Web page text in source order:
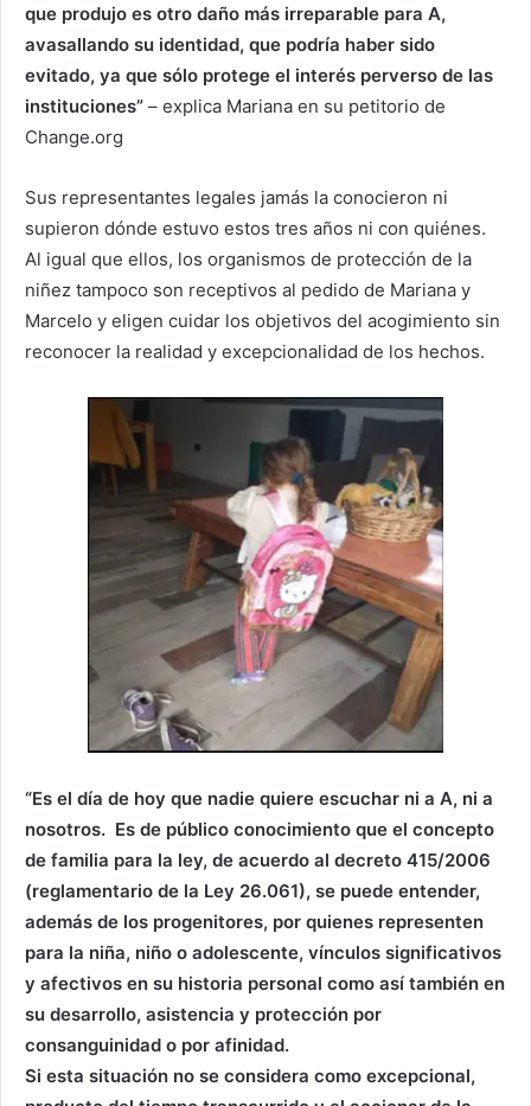
que produjo es otro daño más irreparable para A,
avasallando su identidad, que podría haber sido
evitado, ya que sólo protege el interés perverso de las
instituciones” – explica Mariana en su petitorio de
Change.org
Sus representantes legales jamás la conocieron ni
supieron dónde estuvo estos tres años ni con quiénes.
Al igual que ellos, los organismos de protección de la
niñez tampoco son receptivos al pedido de Mariana y
Marcelo y eligen cuidar los objetivos del acogimiento sin
reconocer la realidad y excepcionalidad de los hechos.
“Es el día de hoy que nadie quiere escuchar ni a A, ni a
nosotros. Es de público conocimiento que el concepto
de familia para la ley, de acuerdo al decreto 415/2006
(reglamentario de la Ley 26.061), se puede entender,
además de los progenitores, por quienes representen
para la niña, niño o adolescente, vínculos significativos
y afectivos en su historia personal como así también en
su desarrollo, asistencia y protección por
consanguinidad o por afinidad.
Si esta situación no se considera como excepcional,